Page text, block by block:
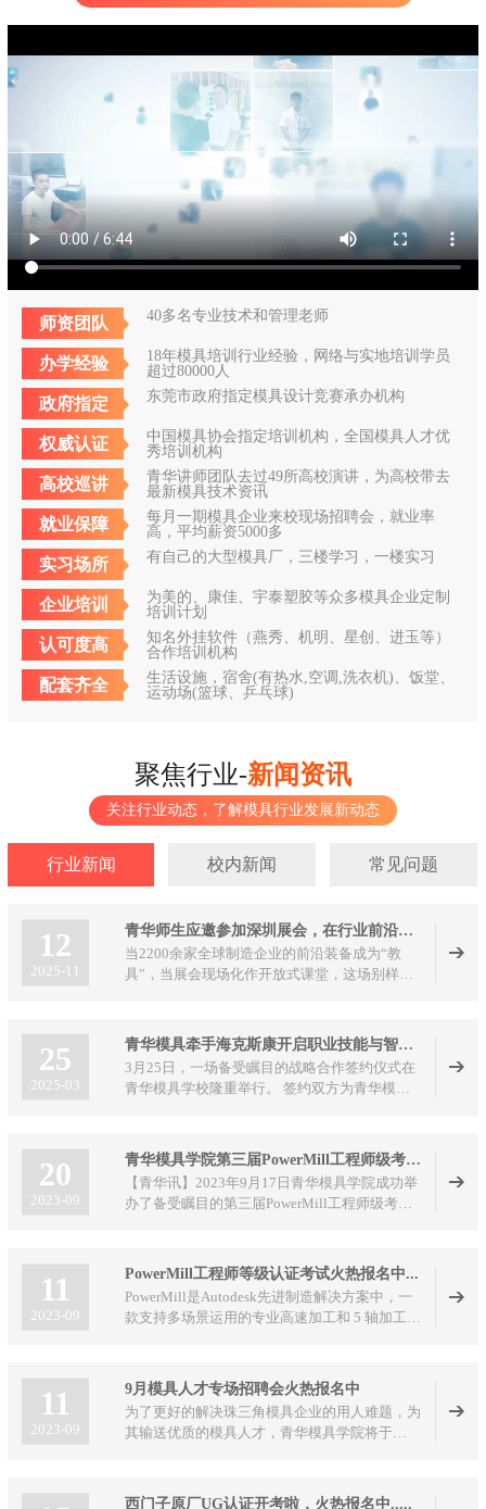
师资团队 40多名专业技术和管理老师
办学经验
18年模具培训行业经验，网络与实地培训学员
超过80000人
政府指定 东莞市政府指定模具设计竞赛承办机构
权威认证
中国模具协会指定培训机构，全国模具人才优
秀培训机构
高校巡讲
青华讲师团队去过49所高校演讲，为高校带去
最新模具技术资讯
就业保障
每月一期模具企业来校现场招聘会，就业率
高，平均薪资5000多
实习场所 有自己的大型模具厂，三楼学习，一楼实习
企业培训
为美的、康佳、宇泰塑胶等众多模具企业定制
培训计划
认可度高
知名外挂软件（燕秀、机明、星创、进玉等）
合作培训机构
配套齐全
生活设施，宿舍(有热水,空调,洗衣机)、饭堂、
运动场(篮球、乒乓球)
聚焦行业-新闻资讯
关注行业动态，了解模具行业发展新动态
行业新闻 校内新闻 常见问题
12
2025-11
青华师生应邀参加深圳展会，在行业前沿解锁实战新课堂
当2200余家全球制造企业的前沿装备成为“教
具”，当展会现场化作开放式课堂，这场别样
参展，以“拓展行业视野+现场实战教学”为核
心，让学员在展会一线触摸模具智造前沿，在机
床、刀具、模具装备旁，上了一堂干货满满的实
景专业课。
25
2025-03
青华模具牵手海克斯康开启职业技能与智能制造融合新篇
3月25日，一场备受瞩目的战略合作签约仪式在
青华模具学校隆重举行。 签约双方为青华模具
崭新一页，将对行业人才培养与技术创新产生深
远影响。
20
2023-09
青华模具学院第三届PowerMill工程师级考证圆满结束
【青华讯】2023年9月17日青华模具学院成功举
办了备受瞩目的第三届PowerMill工程师级考证
11
2023-09
PowerMill工程师等级认证考试火热报名中...
PowerMill是Autodesk先进制造解决方案中，一
款支持多场景运用的专业高速加工和 5 轴加工的
工业机器人的运动进行仿真、验证和优化，不断
探索未来制造的应用场景
11
2023-09
9月模具人才专场招聘会火热报名中
为了更好的解决珠三角模具企业的用人难题，为
其输送优质的模具人才，青华模具学院将于
报名参加! 具体事项如下:
西门子原厂UG认证开考啦，火热报名中.....